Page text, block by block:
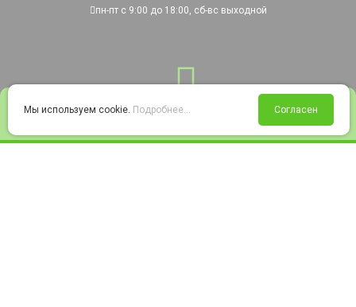
Войти Избранное Корзина
пн-пт с 9:00 до 18:00, сб-вс выходной
Мы используем cookie. Подробнее... Согласен